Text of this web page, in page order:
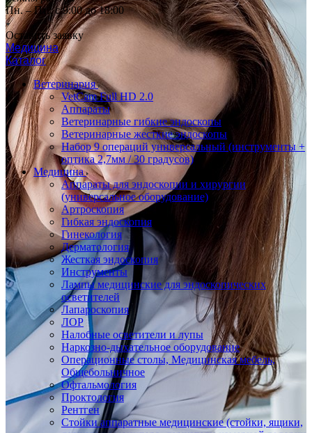
Пн. – Пт.: с 9:00 до 18:00
Оставить заявку
Медицина
Каталог
Ветеринария
VetCam Full HD 2.0
Аппараты
Ветеринарные гибкие эндоскопы
Ветеринарные жесткие эндоскопы
Набор 9 операций универсальный (инструменты +
оптика 2,7мм / 30 градусов)
Медицина
Аппараты для эндоскопии и хирургии
(универсальное оборудование)
Артроскопия
Гибкая эндоскопия
Гинекология
Дерматология
Жесткая эндоскопия
Инструменты
Лампы медицинские для эндоскопических
осветителей
Лапароскопия
ЛОР
Налобные осветители и лупы
Наркозно-дыхательное оборудование
Операционные столы, Медицинская мебель,
Общебольничное
Офтальмология
Проктология
Рентген
Стойки аппаратные медицинские (стойки, ящики,